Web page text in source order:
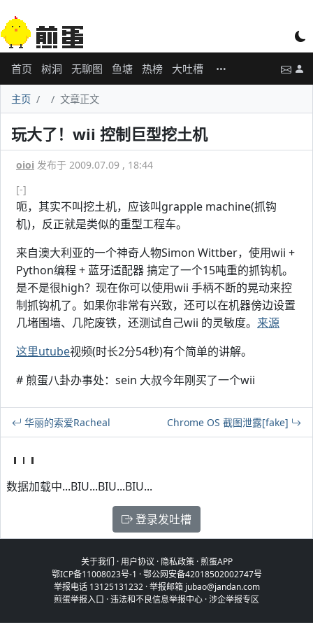
首页 树洞 无聊图 鱼塘 热榜 大吐槽
主页 文章正文
玩大了！wii 控制巨型挖土机
oioi 发布于 2009.07.09 , 18:44
[-]
呃，其实不叫挖土机，应该叫grapple machine(抓钩
机)，反正就是类似的重型工程车。
来自澳大利亚的一个神奇人物Simon Wittber，使用wii +
Python编程 + 蓝牙适配器 搞定了一个15吨重的抓钩机。
是不是很high？现在你可以使用wii 手柄不断的晃动来控
制抓钩机了。如果你非常有兴致，还可以在机器傍边设置
几堵围墙、几陀废铁，还测试自己wii 的灵敏度。 来源
这里utube视频(时长2分54秒)有个简单的讲解。
# 煎蛋八卦办事处：sein 大叔今年刚买了一个wii
华丽的索爱Racheal Chrome OS 截图泄露[fake]
数据加载中...BIU...BIU...BIU...
登录发吐槽
关于我们 ·用户协议 · 隐私政策·煎蛋APP
鄂ICP备11008023号-1 ·鄂公网安备42018502002747号
举报电话 13125131232 · 举报邮箱 jubao@jandan.com
煎蛋举报入口 ·违法和不良信息举报中心 ·涉企举报专区